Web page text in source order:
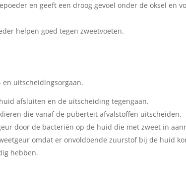
en geeft een droog gevoel onder de oksel en
helpen goed tegen zweetvoeten.
uitscheidingsorgaan.
afsluiten en de uitscheiding tegengaan.
die vanaf de puberteit afvalstoffen uitscheiden.
door de bacteriën op de huid die met zweet in
omdat er onvoldoende zuurstof bij de huid
hebben.